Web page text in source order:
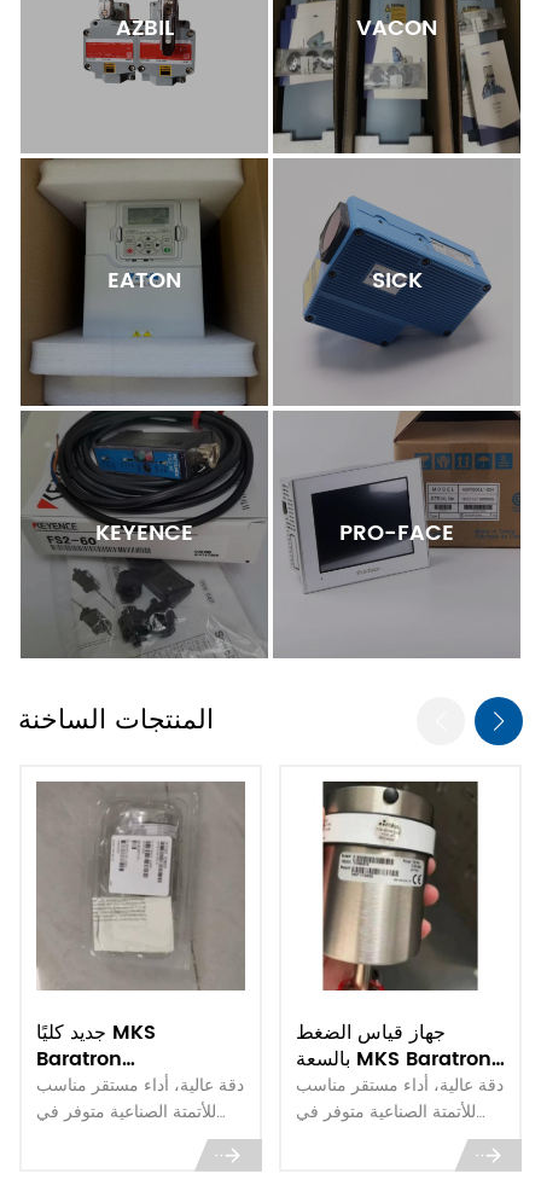
AZBIL VACON
EATON SICK
KEYENCE PRO-FACE
المنتجات الساخنة
جديد كليًا MKS
Baratron
627BX13TDC1BS179
مقياس ضغط سعوي
دقة عالية، أداء مستقر مناسب
للأتمتة الصناعية متوفر في
المخزون وتوصيل سريع عالميًا
جهاز قياس الضغط
بالسعة MKS Baratron
625F11TGAEB جديد تمامًا
دقة عالية، أداء مستقر مناسب
للأتمتة الصناعية متوفر في
المخزون & تسليم سريع حول